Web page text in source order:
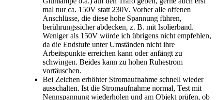
mal nur ca. 150V statt 230V. Vorher alle offenen
Anschlüsse, die diese hohe Spannung führen,
berührungssicher abdecken, z. B. mit Isolierband.
Weniger als 150V würde ich übrigens nicht empfehlen,
da die Endstufe unter Umständen nicht ihre
Arbeitspunkte erreichen kann oder anfängt zu
schwingen. Beides kann zu hohen Ruhestrom
vortäuschen.
Bei Zeichen erhöhter Stromaufnahme schnell wieder
ausschalten. Ist die Stromaufnahme normal, Test mit
Nennspannung wiederholen und am Objekt prüfen, ob